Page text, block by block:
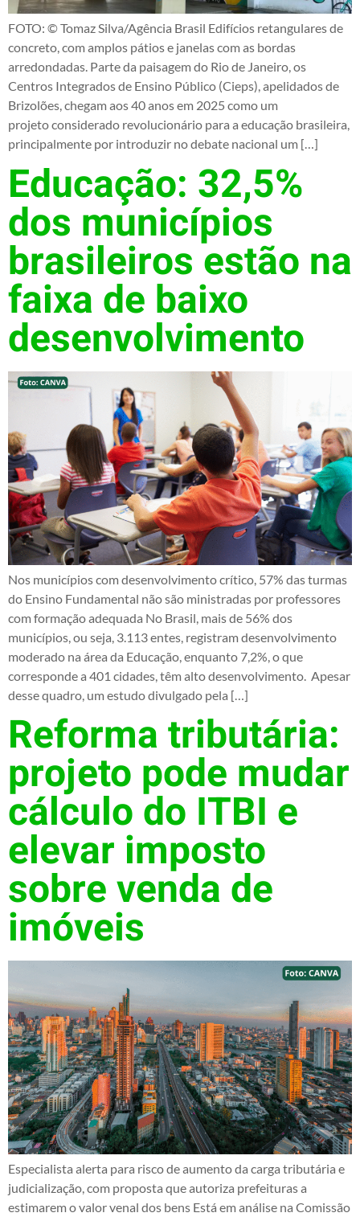
FOTO: © Tomaz Silva/Agência Brasil Edifícios retangulares de
concreto, com amplos pátios e janelas com as bordas
arredondadas. Parte da paisagem do Rio de Janeiro, os
Centros Integrados de Ensino Público (Cieps), apelidados de
Brizolões, chegam aos 40 anos em 2025 como um
projeto considerado revolucionário para a educação brasileira,
principalmente por introduzir no debate nacional um […]
Educação: 32,5%
dos municípios
brasileiros estão na
faixa de baixo
desenvolvimento
Nos municípios com desenvolvimento crítico, 57% das turmas
do Ensino Fundamental não são ministradas por professores
com formação adequada No Brasil, mais de 56% dos
municípios, ou seja, 3.113 entes, registram desenvolvimento
moderado na área da Educação, enquanto 7,2%, o que
corresponde a 401 cidades, têm alto desenvolvimento. Apesar
desse quadro, um estudo divulgado pela […]
Reforma tributária:
projeto pode mudar
cálculo do ITBI e
elevar imposto
sobre venda de
imóveis
Especialista alerta para risco de aumento da carga tributária e
judicialização, com proposta que autoriza prefeituras a
estimarem o valor venal dos bens Está em análise na Comissão